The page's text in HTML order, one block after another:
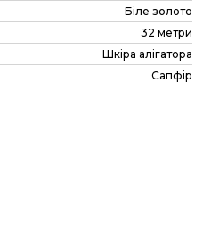
Біле золото
32 метри
Шкіра алігатора
Сапфір